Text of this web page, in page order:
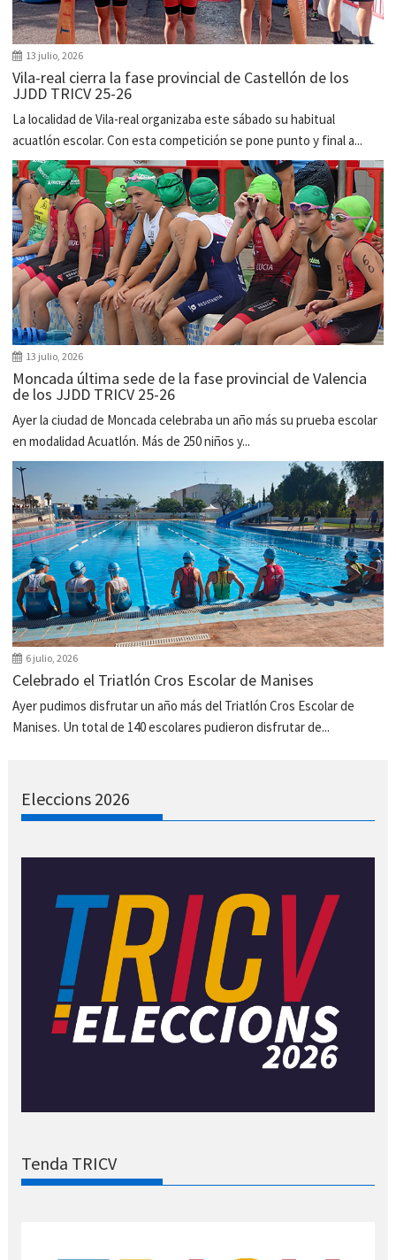
13 julio, 2026
Vila-real cierra la fase provincial de Castellón de los
JJDD TRICV 25-26
La localidad de Vila-real organizaba este sábado su habitual
acuatlón escolar. Con esta competición se pone punto y final a...
13 julio, 2026
Moncada última sede de la fase provincial de Valencia
de los JJDD TRICV 25-26
Ayer la ciudad de Moncada celebraba un año más su prueba escolar
en modalidad Acuatlón. Más de 250 niños y...
6 julio, 2026
Celebrado el Triatlón Cros Escolar de Manises
Ayer pudimos disfrutar un año más del Triatlón Cros Escolar de
Manises. Un total de 140 escolares pudieron disfrutar de...
Eleccions 2026
Tenda TRICV